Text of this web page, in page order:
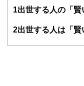
得者を中心
験者で構成
1 出世する人の「賢
2出世する人は「